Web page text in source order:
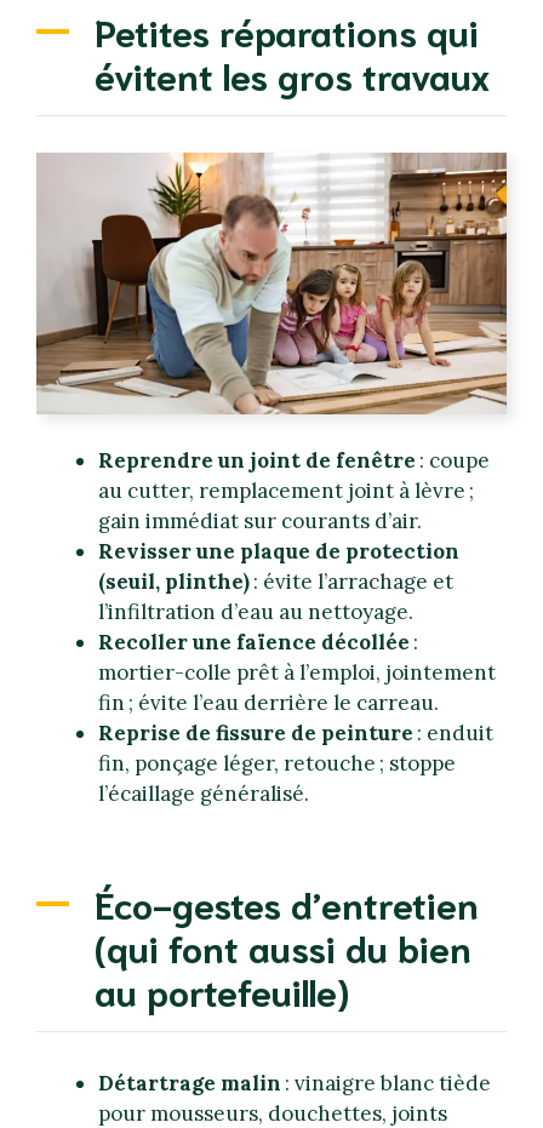
Petites réparations qui
évitent les gros travaux
Reprendre un joint de fenêtre : coupe
au cutter, remplacement joint à lèvre ;
gain immédiat sur courants d’air.
Revisser une plaque de protection
(seuil, plinthe): évite l’arrachage et
l’infiltration d’eau au nettoyage.
Recoller une faïence décollée :
mortier-colle prêt à l’emploi, jointement
fin ; évite l’eau derrière le carreau.
Reprise de fissure de peinture : enduit
fin, ponçage léger, retouche ; stoppe
l’écaillage généralisé.
Éco-gestes d’entretien
(qui font aussi du bien
au portefeuille)
Détartrage malin : vinaigre blanc tiède
pour mousseurs, douchettes, joints